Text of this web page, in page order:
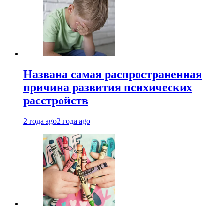
Названа самая распространенная
причина развития психических
расстройств
2 года ago2 года ago